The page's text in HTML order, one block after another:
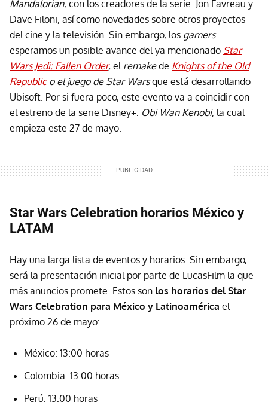
Mandalorian, con los creadores de la serie: Jon Favreau y
Dave Filoni, así como novedades sobre otros proyectos
del cine y la televisión. Sin embargo, los gamers
esperamos un posible avance del ya mencionado Star
Wars Jedi: Fallen Order, el remakede Knights of the Old
Republico el juego de Star Warsque está desarrollando
Ubisoft. Por si fuera poco, este evento va a coincidir con
el estreno de la serie Disney+: Obi Wan Kenobi, la cual
empieza este 27 de mayo.
Star Wars Celebration horarios México y
LATAM
Hay una larga lista de eventos y horarios. Sin embargo,
será la presentación inicial por parte de LucasFilm la que
más anuncios promete. Estos son los horarios del Star
Wars Celebration para México y Latinoamérica el
próximo 26 de mayo:
México: 13:00 horas
Colombia: 13:00 horas
Perú: 13:00 horas